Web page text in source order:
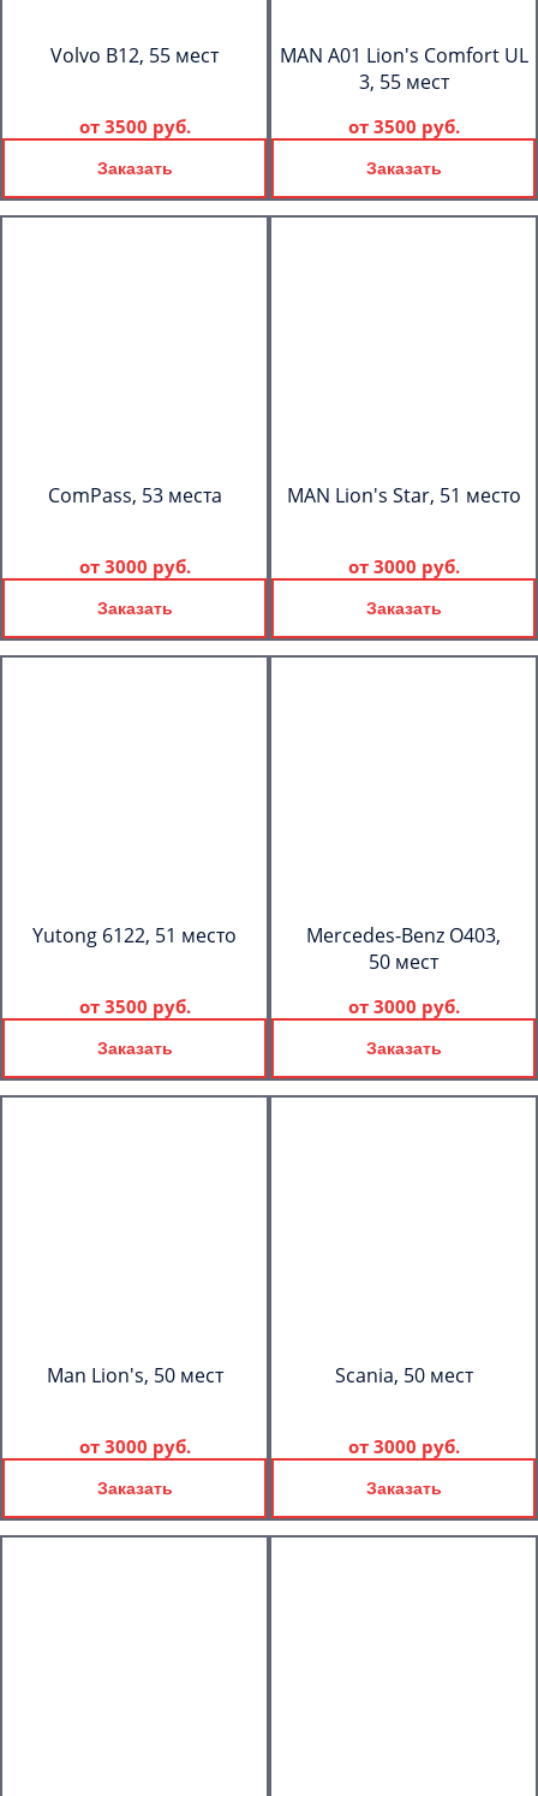
Volvo B12, 55 мест
от 3500 руб.
Заказать
MAN A01 Lion's Comfort UL
3, 55 мест
от 3500 руб.
Заказать
ComPass, 53 места
от 3000 руб.
Заказать
MAN Lion's Star, 51 место
от 3000 руб.
Заказать
Yutong 6122, 51 место
от 3500 руб.
Заказать
Mercedes-Benz О403,
50 мест
от 3000 руб.
Заказать
Man Lion's, 50 мест
от 3000 руб.
Заказать
Scania, 50 мест
от 3000 руб.
Заказать